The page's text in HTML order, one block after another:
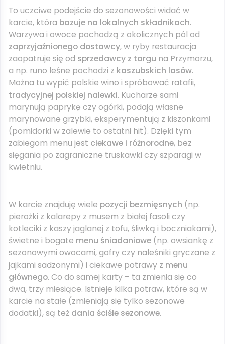
To uczciwe podejście do sezonowości widać w
karcie, która bazuje na lokalnych składnikach.
Warzywa i owoce pochodzą z okolicznych pól od
zaprzyjaźnionego dostawcy, w ryby restauracja
zaopatruje się od sprzedawcy z targu na Przymorzu,
a np. runo leśne pochodzi z kaszubskich lasów.
Można tu wypić polskie wino i spróbować ratafii,
tradycyjnej polskiej nalewki. Kucharze sami
marynują paprykę czy ogórki, podają własne
marynowane grzybki, eksperymentują z kiszonkami
(pomidorki w zalewie to ostatni hit). Dzięki tym
zabiegom menu jest ciekawe i różnorodne, bez
sięgania po zagraniczne truskawki czy szparagi w
kwietniu.
W karcie znajduję wiele pozycji bezmięsnych (np.
pierożki z kalarepy z musem z białej fasoli czy
kotleciki z kaszy jaglanej z tofu, śliwką i boczniakami),
świetne i bogate menu śniadaniowe (np. owsiankę z
sezonowymi owocami, gofry czy naleśniki gryczane z
jajkami sadzonymi) i ciekawe potrawy z menu
głównego. Co do samej karty – ta zmienia się co
dwa, trzy miesiące. Istnieje kilka potraw, które są w
karcie na stałe (zmieniają się tylko sezonowe
dodatki), są też dania ściśle sezonowe.